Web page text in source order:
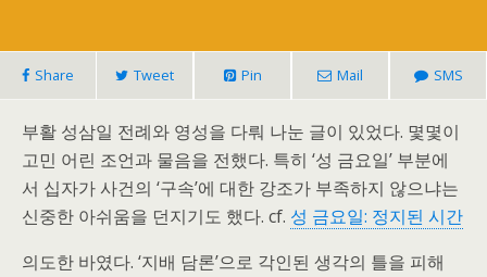
Share Tweet Pin Mail SMS
부활 성삼일 전례와 영성을 다뤄 나눈 글이 있었다. 몇몇이
고민 어린 조언과 물음을 전했다. 특히 ‘성 금요일’ 부분에
서 십자가 사건의 ‘구속’에 대한 강조가 부족하지 않으냐는
신중한 아쉬움을 던지기도 했다. cf. 성 금요일: 정지된 시간
의도한 바였다. ‘지배 담론’으로 각인된 생각의 틀을 피해